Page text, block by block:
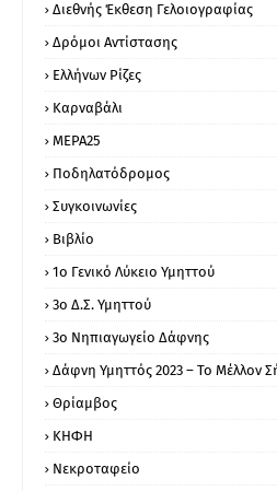
Διεθνής Έκθεση Γελοιογραφίας
Δρόμοι Αντίστασης
Ελλήνων Ρίζες
Καρναβάλι
ΜΕΡΑ25
Ποδηλατόδρομος
Συγκοινωνίες
Βιβλίο
1ο Γενικό Λύκειο Υμηττού
3ο Δ.Σ. Υμηττού
3ο Νηπιαγωγείο Δάφνης
Δάφνη Υμηττός 2023 – Το Μέλλον
Θρίαμβος
ΚΗΦΗ
Νεκροταφείο